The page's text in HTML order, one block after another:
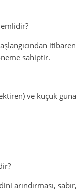
sahiptir.
ve küçük
arındırması,